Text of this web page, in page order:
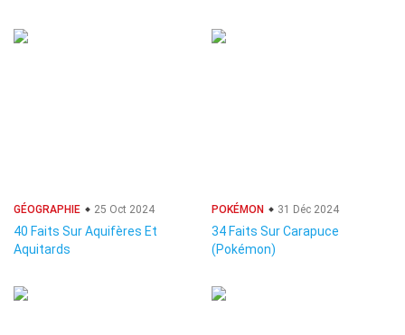
GÉOGRAPHIE 25 Oct 2024
40 Faits Sur Aquifères Et
Aquitards
POKÉMON 31 Déc 2024
34 Faits Sur Carapuce
(Pokémon)